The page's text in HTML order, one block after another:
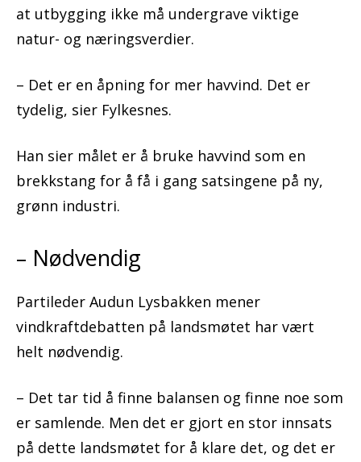
at utbygging ikke må undergrave viktige
natur- og næringsverdier.
– Det er en åpning for mer havvind. Det er
tydelig, sier Fylkesnes.
Han sier målet er å bruke havvind som en
brekkstang for å få i gang satsingene på ny,
grønn industri.
– Nødvendig
Partileder Audun Lysbakken mener
vindkraftdebatten på landsmøtet har vært
helt nødvendig.
– Det tar tid å finne balansen og finne noe som
er samlende. Men det er gjort en stor innsats
på dette landsmøtet for å klare det, og det er